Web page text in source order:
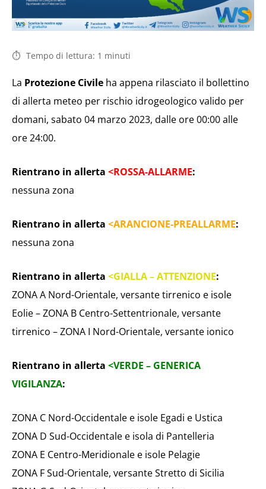
Tempo di lettura: 1 minuti
La Protezione Civile ha appena rilasciato il bollettino
di allerta meteo per rischio idrogeologico valido per
domani, sabato 04 marzo 2023, dalle ore 00:00 alle
ore 24:00.
Rientrano in allerta <ROSSA-ALLARME:
nessuna zona
Rientrano in allerta <ARANCIONE-PREALLARME:
nessuna zona
Rientrano in allerta <GIALLA – ATTENZIONE:
ZONA A Nord-Orientale, versante tirrenico e isole
Eolie – ZONA B Centro-Settentrionale, versante
tirrenico – ZONA I Nord-Orientale, versante ionico
Rientrano in allerta <VERDE – GENERICA
VIGILANZA:
ZONA C Nord-Occidentale e isole Egadi e Ustica
ZONA D Sud-Occidentale e isola di Pantelleria
ZONA E Centro-Meridionale e isole Pelagie
ZONA F Sud-Orientale, versante Stretto di Sicilia